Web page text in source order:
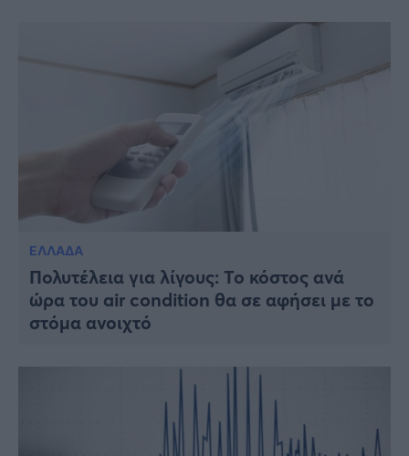
ΕΛΛΑΔΑ
Πολυτέλεια για λίγους: Το κόστος ανά
ώρα του air condition θα σε αφήσει με το
στόμα ανοιχτό